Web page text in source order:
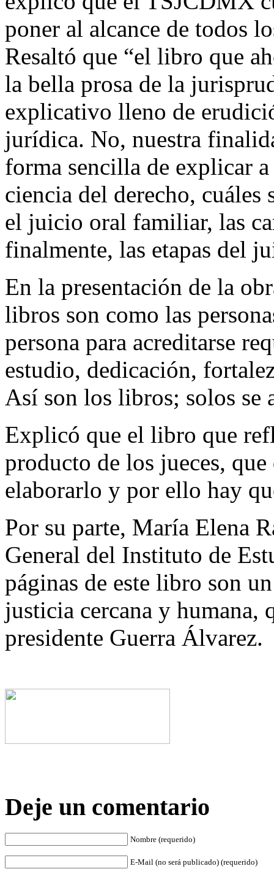
poner al alcance de todos
Resaltó que “el libro que
la bella prosa de la
explicativo lleno de
jurídica. No, nuestra
forma sencilla de explicar
ciencia del derecho,
el juicio oral familiar, las
finalmente, las etapas del
En la presentación de la
libros son como las
persona para acreditarse
estudio, dedicación,
Así son los libros; solos se
Explicó que el libro que
producto de los jueces,
elaborarlo y por ello hay
Por su parte, María Elena
General del Instituto de
páginas de este libro son
justicia cercana y humana,
presidente Guerra Álvarez.
Deje un comentario
Nombre (requerido)
E-Mail (no será publicado) (requerido)